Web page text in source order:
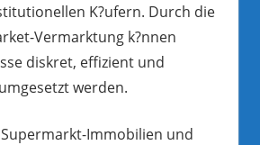
K?ufern. Durch die
Vermarktung k?nnen
diskret, effizient und
werden.
Immobilien und